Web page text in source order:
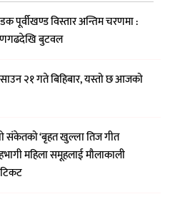
पूर्वीखण्ड विस्तार अन्तिम चरणमा :
बुटवल
२१ गते बिहिबार, यस्तो छ आजको
संकेतको ‘बृहत खुल्ला तिज गीत
महिला समूहलाई मौलाकाली